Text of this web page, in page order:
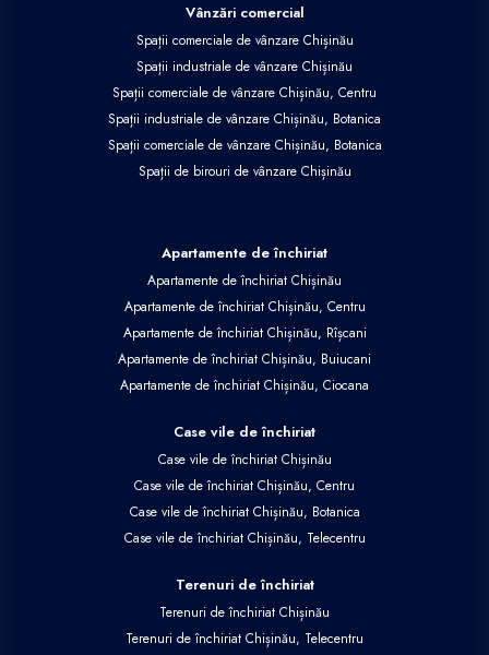
Vânzări comercial
Spații comerciale de vânzare Chișinău
Spații industriale de vânzare Chișinău
Spații comerciale de vânzare Chișinău, Centru
Spații industriale de vânzare Chișinău, Botanica
Spații comerciale de vânzare Chișinău, Botanica
Spații de birouri de vânzare Chișinău
Apartamente de închiriat
Apartamente de închiriat Chișinău
Apartamente de închiriat Chișinău, Centru
Apartamente de închiriat Chișinău, Rîșcani
Apartamente de închiriat Chișinău, Buiucani
Apartamente de închiriat Chișinău, Ciocana
Case vile de închiriat
Case vile de închiriat Chișinău
Case vile de închiriat Chișinău, Centru
Case vile de închiriat Chișinău, Botanica
Case vile de închiriat Chișinău, Telecentru
Terenuri de închiriat
Terenuri de închiriat Chișinău
Terenuri de închiriat Chișinău, Telecentru